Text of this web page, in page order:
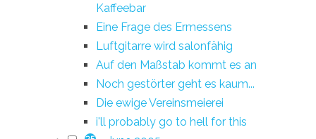
Kaffeebar
Eine Frage des Ermessens
Luftgitarre wird salonfähig
Auf den Maßstab kommt es an
Noch gestörter geht es kaum...
Die ewige Vereinsmeierei
i'll probably go to hell for this